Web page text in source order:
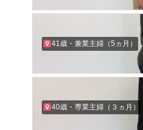
41歳・兼業主婦（5ヵ月）
40歳・専業主婦（３ヵ月）